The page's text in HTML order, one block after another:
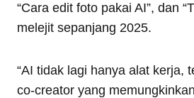
“Cara edit foto pakai AI”, dan
melejit sepanjang 2025.
“AI tidak lagi hanya alat kerja,
co-creator yang